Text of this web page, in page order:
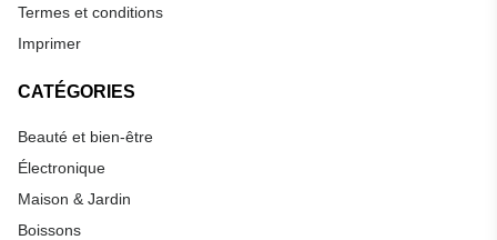
Termes et conditions
Imprimer
CATÉGORIES
Beauté et bien-être
Électronique
Maison & Jardin
Boissons